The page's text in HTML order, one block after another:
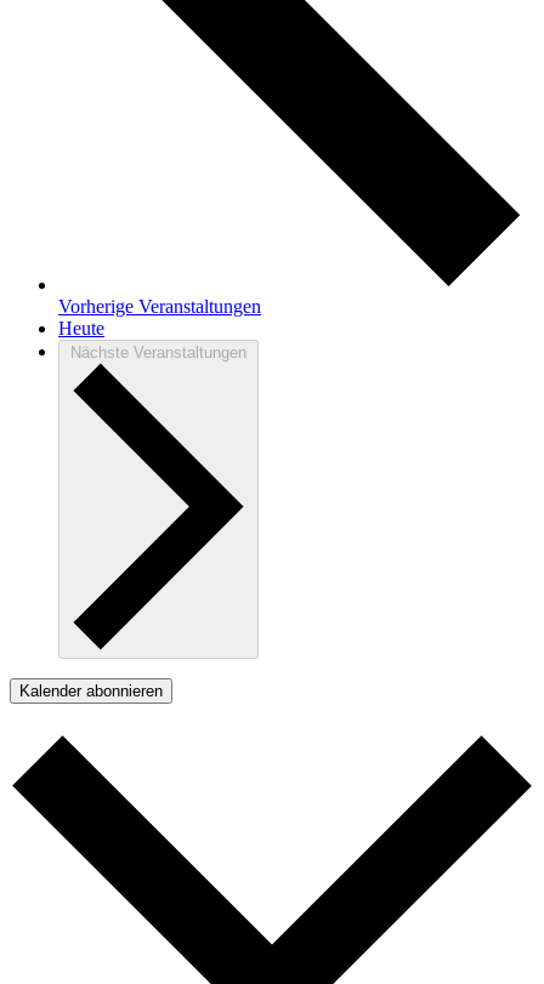
Vorherige Veranstaltungen
Heute
Nächste Veranstaltungen
Kalender abonnieren